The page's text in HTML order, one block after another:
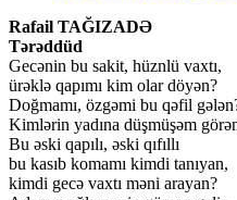
Rafail TAĞIZADƏ
Tərəddüd
Gecənin bu sakit, hüznlü vaxtı,
ürəklə qapımı kim olar döyən?
Doğmamı, özgəmi bu qəfil
Kimlərin yadına düşmüşəm
Bu əski qapılı, əski qıfıllı
bu kasıb komamı kimdi tanıyan,
kimdi gecə vaxtı məni arayan?